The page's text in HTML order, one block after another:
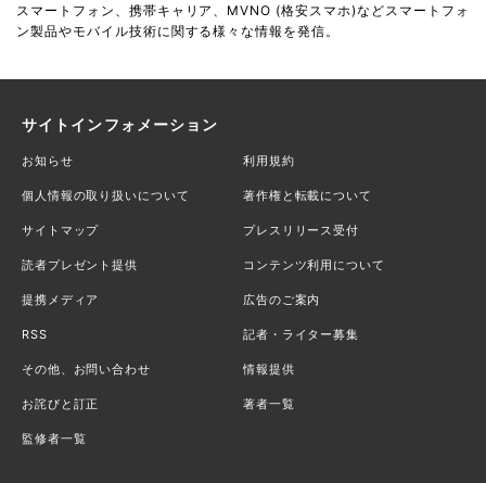
スマートフォン、携帯キャリア、MVNO (格安スマホ)などスマートフォ
ン製品やモバイル技術に関する様々な情報を発信。
サイトインフォメーション
お知らせ 利用規約
個人情報の取り扱いについて 著作権と転載について
サイトマップ プレスリリース受付
読者プレゼント提供 コンテンツ利用について
提携メディア 広告のご案内
RSS 記者・ライター募集
その他、お問い合わせ 情報提供
お詫びと訂正 著者一覧
監修者一覧